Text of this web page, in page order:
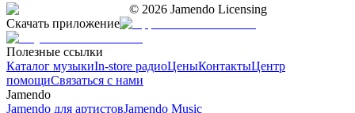
© 2026 Jamendo Licensing
Скачать приложение
Полезные ссылки
Каталог музыкиIn-store радиоЦеныКонтактыЦентр
помощиСвязаться с нами
Jamendo
Jamendo для артистовJamendo Music